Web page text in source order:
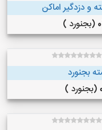
و دزدگیر اماکن
)
بجنورد